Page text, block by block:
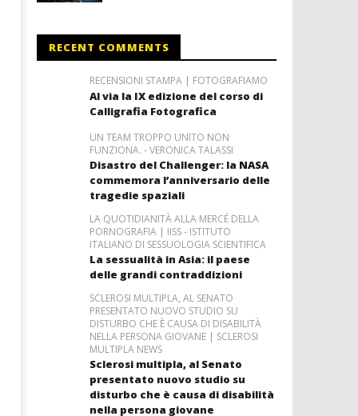
RECENT COMMENTS
RECENSIONI STAMPA | FOTOGRAFIAMO
Al via la IX edizione del corso di
Calligrafia Fotografica
UN TEAM TROPPO UNITO NON
FUNZIONA. - VERONICA TALASSI
Disastro del Challenger: la NASA
commemora l’anniversario delle
tragedie spaziali
LA QUOTIDIANITÀ ALLA MERCÉ DELLA
PORNOGRAFIA | IISS - ISTITUTO
ITALIANO DI SESSUOLOGIA SCIENTIFICA
La sessualità in Asia: il paese
delle grandi contraddizioni
SCLEROSI MULTIPLA, AL SENATO
PRESENTATO NUOVO STUDIO SU
DISTURBO CHE È CAUSA DI DISABILITÀ
NELLA PERSONA GIOVANE | SCLEROSI
MULTIPLA NEWS
Sclerosi multipla, al Senato
presentato nuovo studio su
disturbo che è causa di disabilità
nella persona giovane